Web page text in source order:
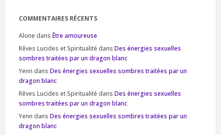
COMMENTAIRES RÉCENTS
Alone dans Être amoureuse
Rêves Lucides et Spiritualité dans Des énergies sexuelles
sombres traitées par un dragon blanc
Yenn dans Des énergies sexuelles sombres traitées par un
dragon blanc
Rêves Lucides et Spiritualité dans Des énergies sexuelles
sombres traitées par un dragon blanc
Yenn dans Des énergies sexuelles sombres traitées par un
dragon blanc